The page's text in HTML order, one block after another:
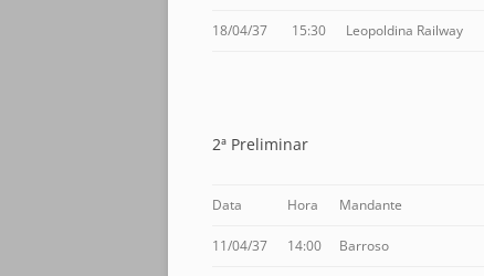
18/04/37 15:30 Leopoldina Railway
2ª Preliminar
Data Hora Mandante
11/04/37 14:00 Barroso